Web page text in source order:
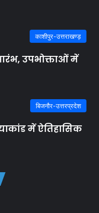
काशीपुर-उत्तराखण्ड़
उपभोक्ताओं में
बिजनौर-उत्तरप्रदेश
में ऐतिहासिक